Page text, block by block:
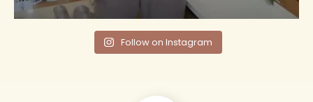
Follow on Instagram